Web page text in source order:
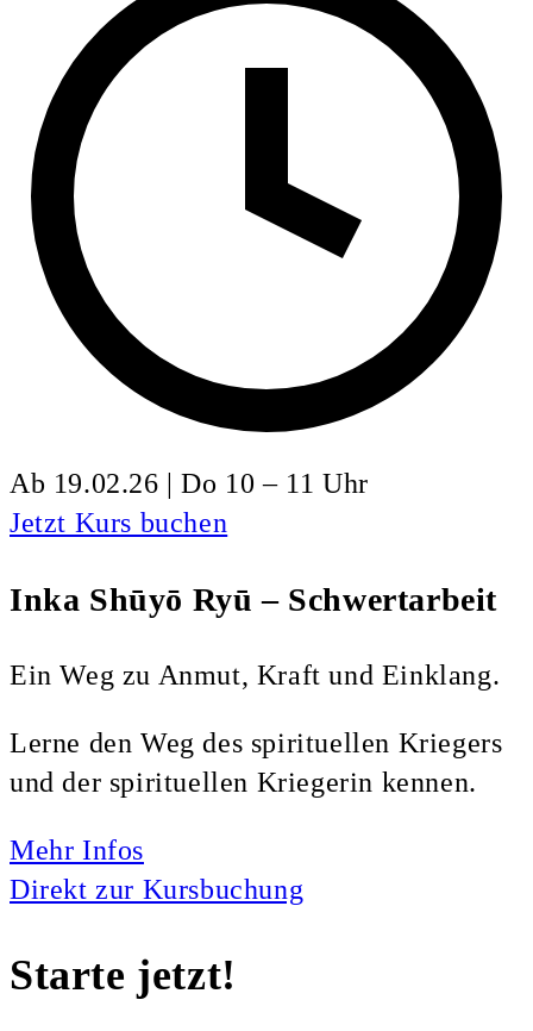
Ab 19.02.26 | Do 10 – 11 Uhr
Jetzt Kurs buchen
Inka Shūyō Ryū – Schwertarbeit
Ein Weg zu Anmut, Kraft und Einklang.
Lerne den Weg des spirituellen Kriegers
und der spirituellen Kriegerin kennen.
Mehr Infos
Direkt zur Kursbuchung
Starte jetzt!